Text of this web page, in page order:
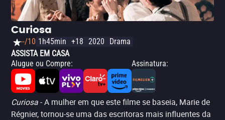
Curiosa
--/10 1h45min +18 2020
Drama
ASSISTA EM CASA
Alugue ou Compre: Assinatura:
Curiosa- A mulher em que este filme se baseia, Marie de
Régnier, tornou-se uma das escritoras mais influentes da